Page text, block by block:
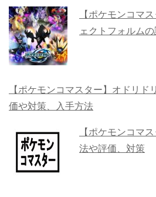
【ポケモンコマ
ェクトフォルム
【ポケモンコマスター】オドリド
価や対策、入手方法
【ポケモンコマ
法や評価、対策